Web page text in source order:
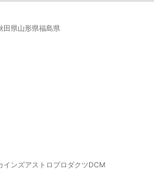
田県山形県福島県
インズアストロプロダクツDCM